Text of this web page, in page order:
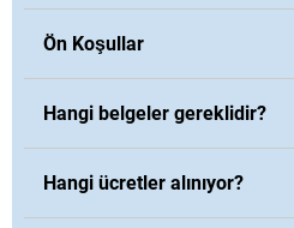
Ön Koşullar
Hangi belgeler gereklidir?
Hangi ücretler alınıyor?